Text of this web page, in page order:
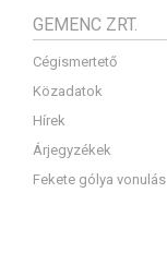
GEMENC ZRT.
Cégismertető
Közadatok
Hírek
Árjegyzékek
Fekete gólya vonulás